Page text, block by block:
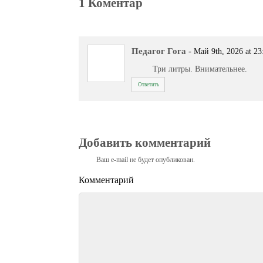
Педагог Гога - Май 9th, 2026 at
Три литры. Внимательнее.
Ответить
Добавить комментарий
Ваш e-mail не будет опубликован.
Комментарий